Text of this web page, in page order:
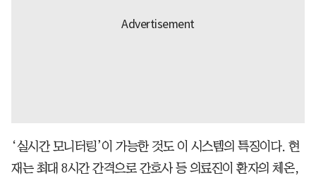
‘실시간 모니터링’이 가능한 것도 이 시스템의 특징이다. 현
재는 최대 8시간 간격으로 간호사 등 의료진이 환자의 체온,